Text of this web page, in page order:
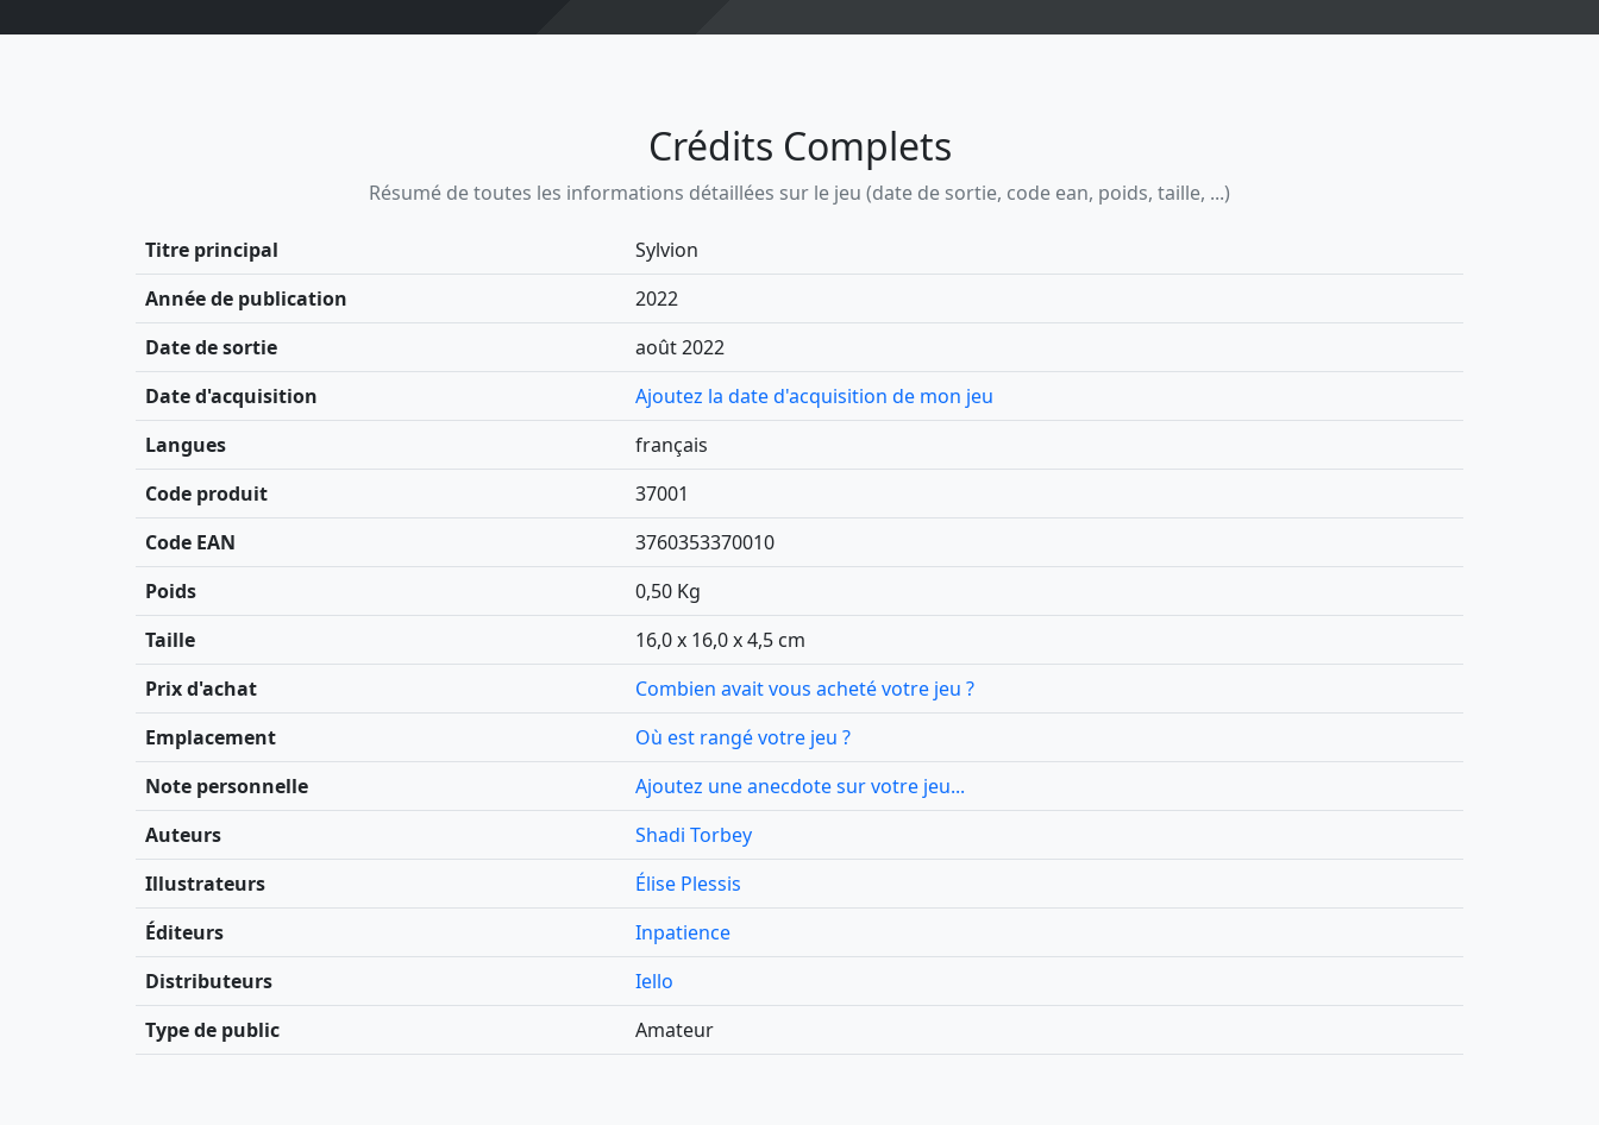
Crédits Complets
Résumé de toutes les informations détaillées sur le jeu (date de sortie, code ean, poids, taille, ...)
Titre principal
Sylvion
Année de publication
2022
Date de sortie
août 2022
Date d'acquisition
Ajoutez la date d'acquisition de mon jeu
Langues
français
Code produit
37001
Code EAN
3760353370010
Poids
0,50 Kg
Taille
16,0 x 16,0 x 4,5 cm
Prix d'achat
Combien avait vous acheté votre jeu ?
Emplacement
Où est rangé votre jeu ?
Note personnelle
Ajoutez une anecdote sur votre jeu...
Auteurs
Shadi Torbey
Illustrateurs
Élise Plessis
Éditeurs
Inpatience
Distributeurs
Iello
Type de public
Amateur